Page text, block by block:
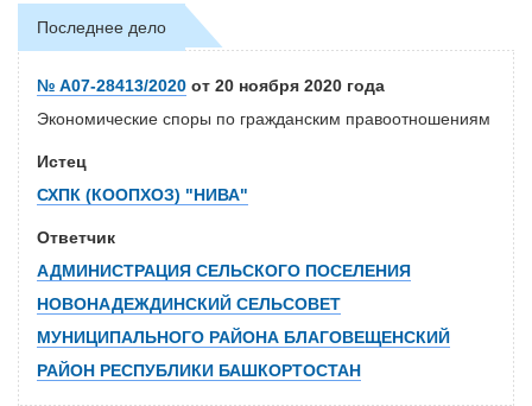
Последнее дело
№ А07-28413/2020 от 20 ноября 2020 года
Экономические споры по гражданским правоотношениям
Истец
СХПК (КООПХОЗ) "НИВА"
Ответчик
АДМИНИСТРАЦИЯ СЕЛЬСКОГО ПОСЕЛЕНИЯ
НОВОНАДЕЖДИНСКИЙ СЕЛЬСОВЕТ
МУНИЦИПАЛЬНОГО РАЙОНА БЛАГОВЕЩЕНСКИЙ
РАЙОН РЕСПУБЛИКИ БАШКОРТОСТАН